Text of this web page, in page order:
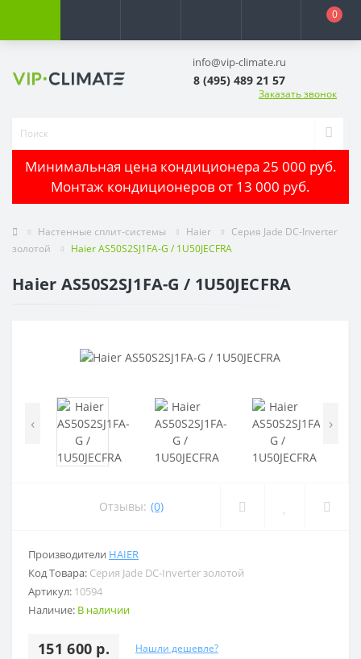
0
info@vip-climate.ru
8 (495) 489 21 57
Заказать звонок
Минимальная цена кондиционера 25 000 руб.
Монтаж кондиционеров от 13 000 руб.
Настенные сплит-системы Haier
Серия Jade DC-Inverter
золотой
Haier AS50S2SJ1FA-G / 1U50JECFRA
Haier AS50S2SJ1FA-G / 1U50JECFRA
‹ ›
Отзывы: (0)
Производители HAIER
Код Товара: Серия Jade DC-Inverter золотой
Артикул: 10594
Наличие: В наличии
151 600 р. Нашли дешевле?